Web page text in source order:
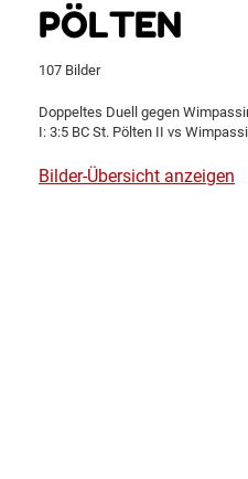
PÖLTEN
107 Bilder
Doppeltes Duell gegen
I: 3:5 BC St. Pölten II vs
Bilder-Übersicht anzeigen